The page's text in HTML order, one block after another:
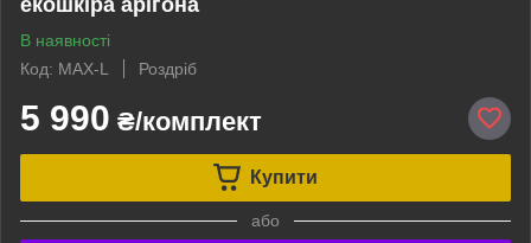
В наявності
Код: MAX-L
Роздріб
5 990 ₴/комплект
Купити
або